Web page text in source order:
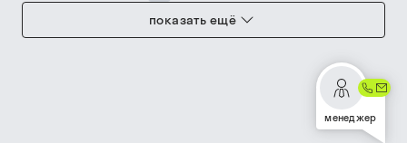
показать ещё
менеджер